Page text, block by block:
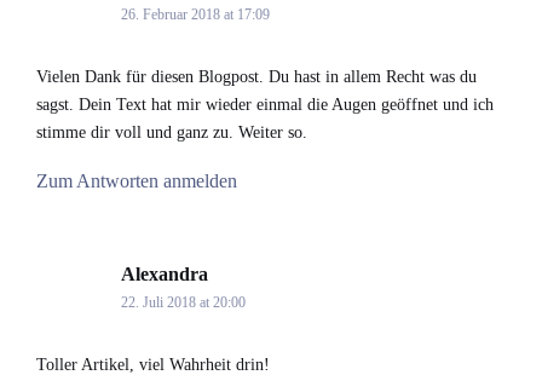
26. Februar 2018 at 17:09
Vielen Dank für diesen Blogpost. Du hast in allem Recht was du
sagst. Dein Text hat mir wieder einmal die Augen geöffnet und ich
stimme dir voll und ganz zu. Weiter so.
Zum Antworten anmelden
Alexandra
22. Juli 2018 at 20:00
Toller Artikel, viel Wahrheit drin!